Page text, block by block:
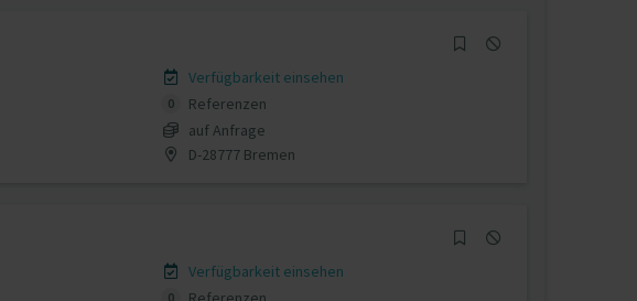
Verfügbarkeit einsehen
0
Referenzen
auf Anfrage
D-28777 Bremen
Verfügbarkeit einsehen
0